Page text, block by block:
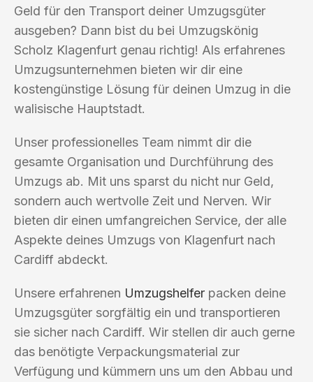
Geld für den Transport deiner Umzugsgüter
ausgeben? Dann bist du bei Umzugskönig
Scholz Klagenfurt genau richtig! Als erfahrenes
Umzugsunternehmen bieten wir dir eine
kostengünstige Lösung für deinen Umzug in die
walisische Hauptstadt.
Unser professionelles Team nimmt dir die
gesamte Organisation und Durchführung des
Umzugs ab. Mit uns sparst du nicht nur Geld,
sondern auch wertvolle Zeit und Nerven. Wir
bieten dir einen umfangreichen Service, der alle
Aspekte deines Umzugs von Klagenfurt nach
Cardiff abdeckt.
Unsere erfahrenen Umzugshelfer packen deine
Umzugsgüter sorgfältig ein und transportieren
sie sicher nach Cardiff. Wir stellen dir auch gerne
das benötigte Verpackungsmaterial zur
Verfügung und kümmern uns um den Abbau und